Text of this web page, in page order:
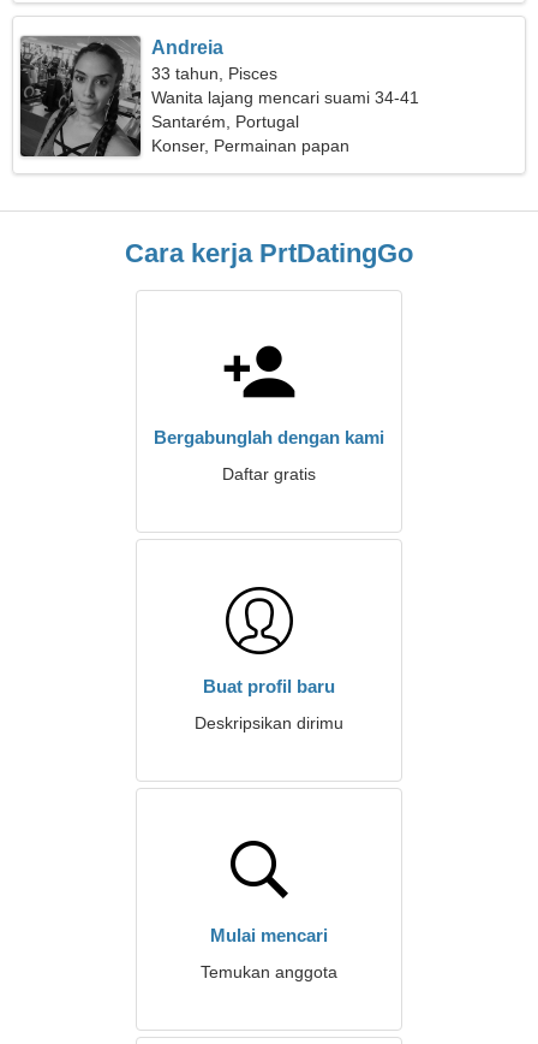
Andreia
33 tahun, Pisces
Wanita lajang mencari suami 34-41
Santarém, Portugal
Konser, Permainan papan
Cara kerja PrtDatingGo
Bergabunglah dengan kami
Daftar gratis
Buat profil baru
Deskripsikan dirimu
Mulai mencari
Temukan anggota